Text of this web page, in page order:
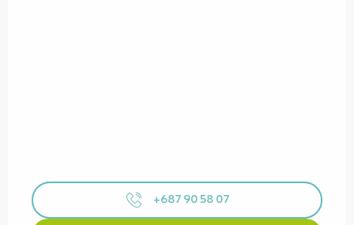
+687 90 58 07